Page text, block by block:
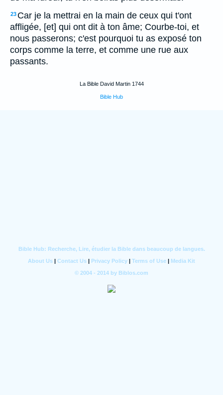
23 Car je la mettrai en la main de ceux qui t'ont
affligée, [et] qui ont dit à ton âme; Courbe-toi, et
nous passerons; c'est pourquoi tu as exposé ton
corps comme la terre, et comme une rue aux
passants.
La Bible David Martin 1744
Bible Hub